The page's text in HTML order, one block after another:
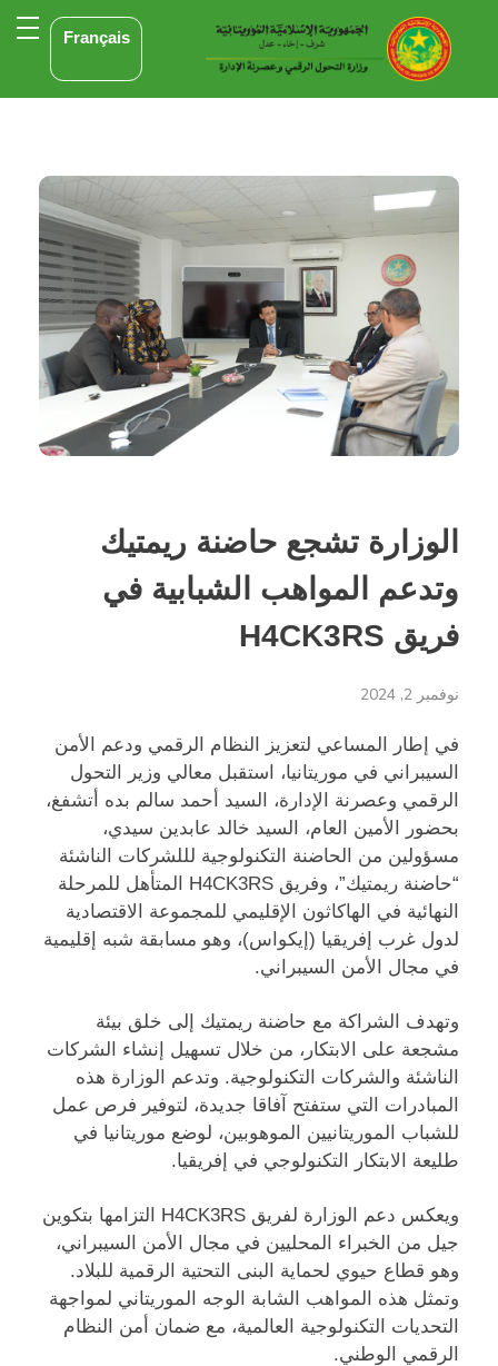
Français
الوزارة تشجع حاضنة ريمتيك
وتدعم المواهب الشبابية في
فريق H4CK3RS
نوفمبر 2, 2024
في إطار المساعي لتعزيز النظام الرقمي ودعم الأمن
السيبراني في موريتانيا، استقبل معالي وزير التحول
الرقمي وعصرنة الإدارة، السيد أحمد سالم بده أتشفغ،
بحضور الأمين العام، السيد خالد عابدين سيدي،
مسؤولين من الحاضنة التكنولوجية لللشركات الناشئة
“حاضنة ريمتيك”، وفريق H4CK3RS المتأهل للمرحلة
النهائية في الهاكاثون الإقليمي للمجموعة الاقتصادية
لدول غرب إفريقيا (إيكواس)، وهو مسابقة شبه إقليمية
في مجال الأمن السيبراني.
وتهدف الشراكة مع حاضنة ريمتيك إلى خلق بيئة
مشجعة على الابتكار، من خلال تسهيل إنشاء الشركات
الناشئة والشركات التكنولوجية. وتدعم الوزارة هذه
المبادرات التي ستفتح آفاقا جديدة، لتوفير فرص عمل
للشباب الموريتانيين الموهوبين، لوضع موريتانيا في
طليعة الابتكار التكنولوجي في إفريقيا.
ويعكس دعم الوزارة لفريق H4CK3RS التزامها بتكوين
جيل من الخبراء المحليين في مجال الأمن السيبراني،
وهو قطاع حيوي لحماية البنى التحتية الرقمية للبلاد.
وتمثل هذه المواهب الشابة الوجه الموريتاني لمواجهة
التحديات التكنولوجية العالمية، مع ضمان أمن النظام
الرقمي الوطني.